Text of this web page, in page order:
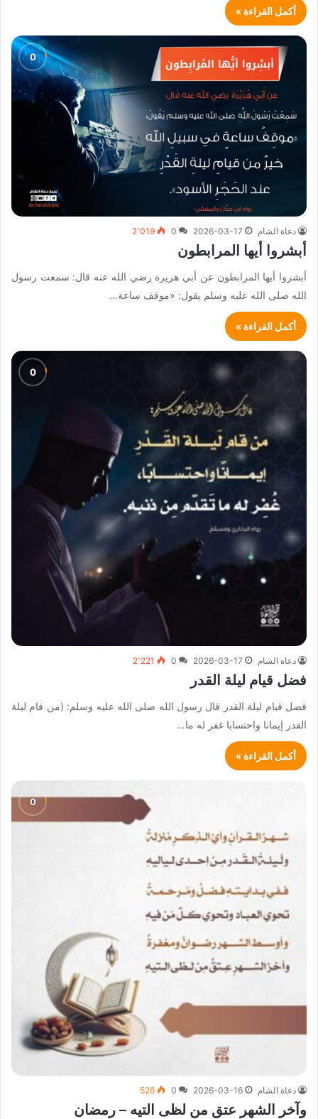
أكمل القراءة »
دعاة الشام 2026-03-17
0 2٬019
أبشروا أيها المرابطون
أبشروا أيها المرابطون عن أبي هريرة رضي الله عنه قال: سمعت رسول
الله صلى الله عليه وسلم يقول: «موقف ساعة…
أكمل القراءة »
دعاة الشام 2026-03-17
0 2٬221
فضل قيام ليلة القدر
فضل قيام ليلة القدر قال رسول الله صلى الله عليه وسلم: (من قام ليلة
القدر إيمانا واحتسابا غفر له ما…
أكمل القراءة »
دعاة الشام 2026-03-16
0
526
وآخر الشهر عتق من لظى التيه – رمضان